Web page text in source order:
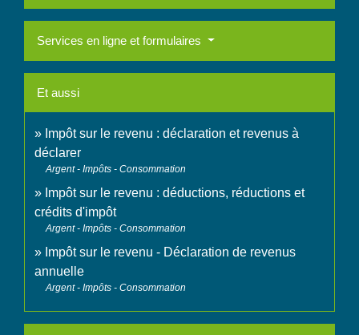
Services en ligne et formulaires
Et aussi
Impôt sur le revenu : déclaration et revenus à
déclarer
Argent - Impôts - Consommation
Impôt sur le revenu : déductions, réductions et
crédits d'impôt
Argent - Impôts - Consommation
Impôt sur le revenu - Déclaration de revenus
annuelle
Argent - Impôts - Consommation